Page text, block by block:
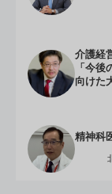
介護経
「今
向けた
精神科